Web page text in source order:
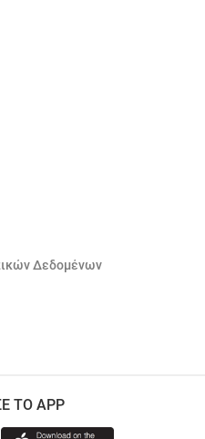
Δεδομένων
ΤΟ APP